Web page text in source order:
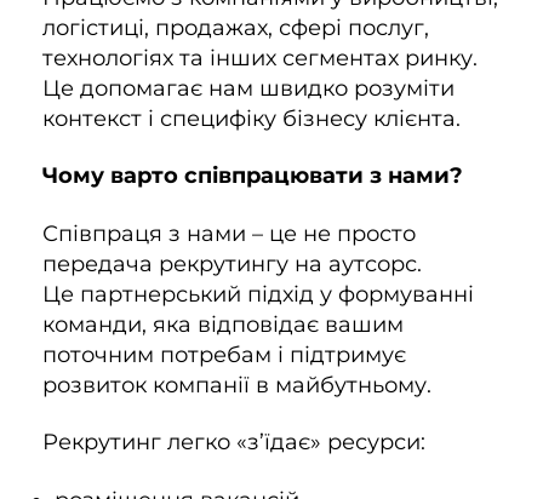
логістиці, продажах, сфері послуг,
технологіях та інших сегментах ринку.
Це допомагає нам швидко розуміти
контекст і специфіку бізнесу клієнта.
Чому варто співпрацювати з нами?
Співпраця з нами – це не просто
передача рекрутингу на аутсорс.
Це партнерський підхід у формуванні
команди, яка відповідає вашим
поточним потребам і підтримує
розвиток компанії в майбутньому.
Рекрутинг легко «з’їдає» ресурси: